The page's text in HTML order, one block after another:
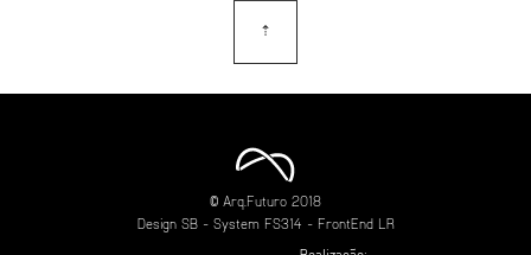
⇡
© Arq.Futuro 2018
Design SB- System FS314 - FrontEnd LR